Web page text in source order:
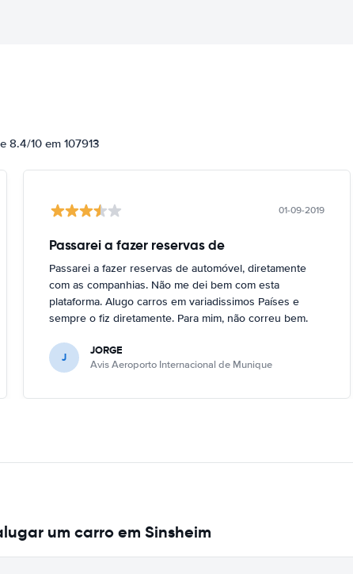
8.4/10 em 107913
01-09-2019
Passarei a fazer reservas de
Passarei a fazer reservas de automóvel, diretamente
com as companhias. Não me dei bem com esta
plataforma. Alugo carros em variadissimos Países e
sempre o fiz diretamente. Para mim, não correu bem.
J JORGE
Avis Aeroporto Internacional de Munique
um carro em Sinsheim